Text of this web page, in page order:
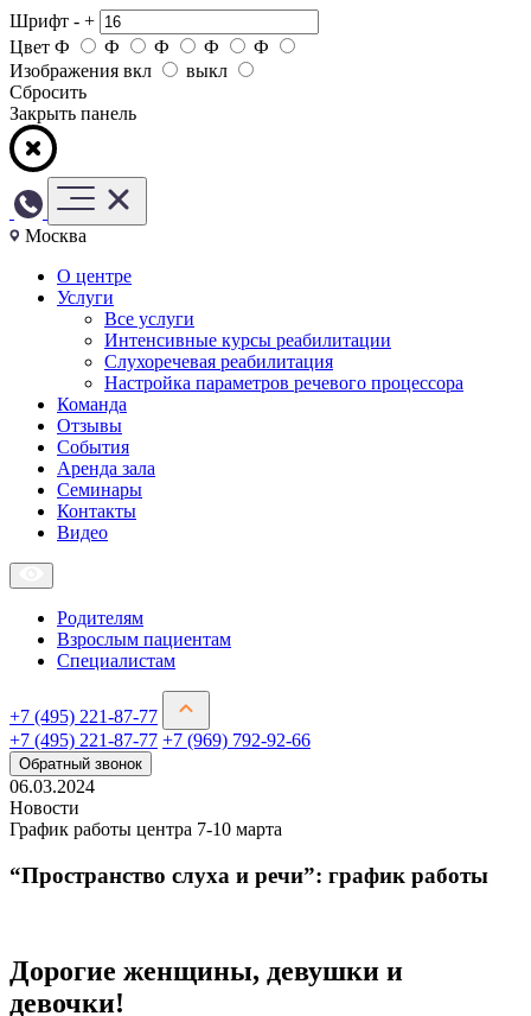
Шрифт - +
Цвет Ф Ф Ф Ф
Ф
Изображения вкл
выкл
Сбросить
Закрыть панель
Москва
О центре
Услуги
Все услуги
Интенсивные курсы реабилитации
Слухоречевая реабилитация
Настройка параметров речевого процессора
Команда
Отзывы
События
Аренда зала
Семинары
Контакты
Видео
Родителям
Взрослым пациентам
Специалистам
+7 (495) 221-87-77
+7 (495) 221-87-77 +7 (969) 792-92-66
Обратный звонок
06.03.2024
Новости
График работы центра 7-10 марта
“Пространство слуха и речи”: график работы
Дорогие женщины, девушки и
девочки!